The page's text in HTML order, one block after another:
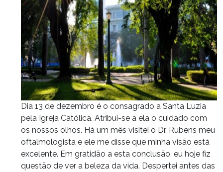
Dia 13 de dezembro é o consagrado a Santa Luzia
pela Igreja Católica. Atribui-se a ela o cuidado com
os nossos olhos. Há um mês visitei o Dr. Rubens meu
oftalmologista e ele me disse que minha visão está
excelente. Em gratidão a esta conclusão, eu hoje fiz
questão de ver a beleza da vida. Despertei antes das